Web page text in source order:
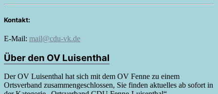
Kontakt:
E-Mail: mail@cdu-vk.de
Über den OV Luisenthal
Der OV Luisenthal hat sich mit dem OV Fenne zu einem
Ortsverband zusammengeschlossen, Sie finden aktuelles ab sofort in